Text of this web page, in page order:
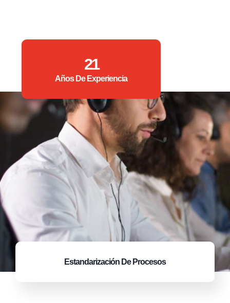
21
Años De Experiencia
Estandarización De Procesos